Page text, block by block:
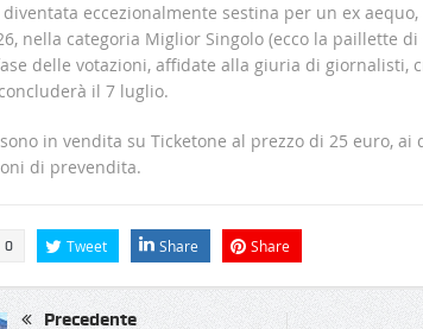
eccezionalmente sestina per un ex
nella categoria Miglior Singolo (ecco la paillette
delle votazioni, affidate alla giuria di giornalisti,
il 7 luglio.
in vendita su Ticketone al prezzo di 25 euro, ai
di prevendita.
0 Tweet Share Share
Precedente